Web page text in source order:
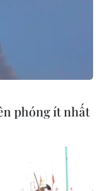
phóng ít nhất